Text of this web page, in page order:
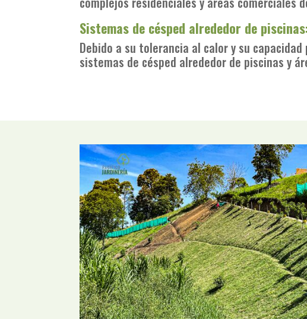
Sistemas de césped alrededor de piscinas:
Debido a su tolerancia al calor y su
sistemas de césped alrededor de piscinas y